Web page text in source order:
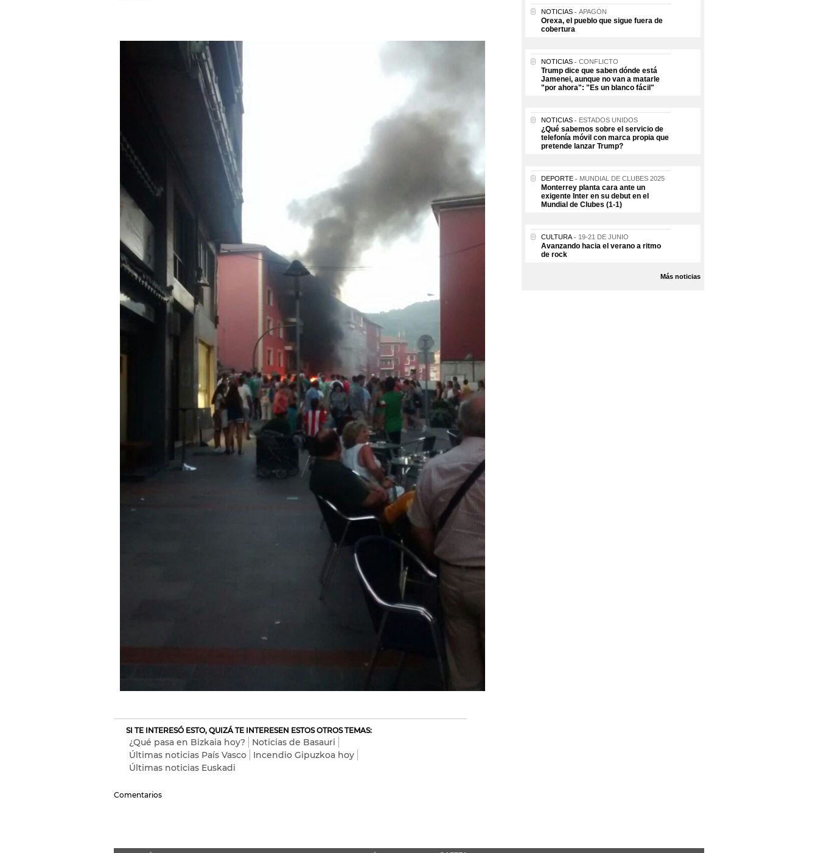
SI TE INTERESÓ ESTO, QUIZÁ TE INTERESEN ESTOS OTROS TEMAS:
¿Qué pasa en Bizkaia hoy?
Noticias de Basauri
Últimas noticias País Vasco
Incendio Gipuzkoa hoy
Últimas noticias Euskadi
Comentarios
NOTICIAS APAGÓN
Orexa, el pueblo que sigue fuera de
cobertura
NOTICIAS CONFLICTO
Trump dice que saben dónde está
Jamenei, aunque no van a matarle
"por ahora": "Es un blanco fácil"
NOTICIAS ESTADOS UNIDOS
¿Qué sabemos sobre el servicio de
telefonía móvil con marca propia que
pretende lanzar Trump?
DEPORTE MUNDIAL DE CLUBES 2025
Monterrey planta cara ante un
exigente Inter en su debut en el
Mundial de Clubes (1-1)
CULTURA 19-21 DE JUNIO
Avanzando hacia el verano a ritmo
de rock
Más noticias